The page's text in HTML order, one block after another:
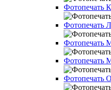
Фотопечать
Фотопечать
Фотопечать
Фотопечать
Фотопечать